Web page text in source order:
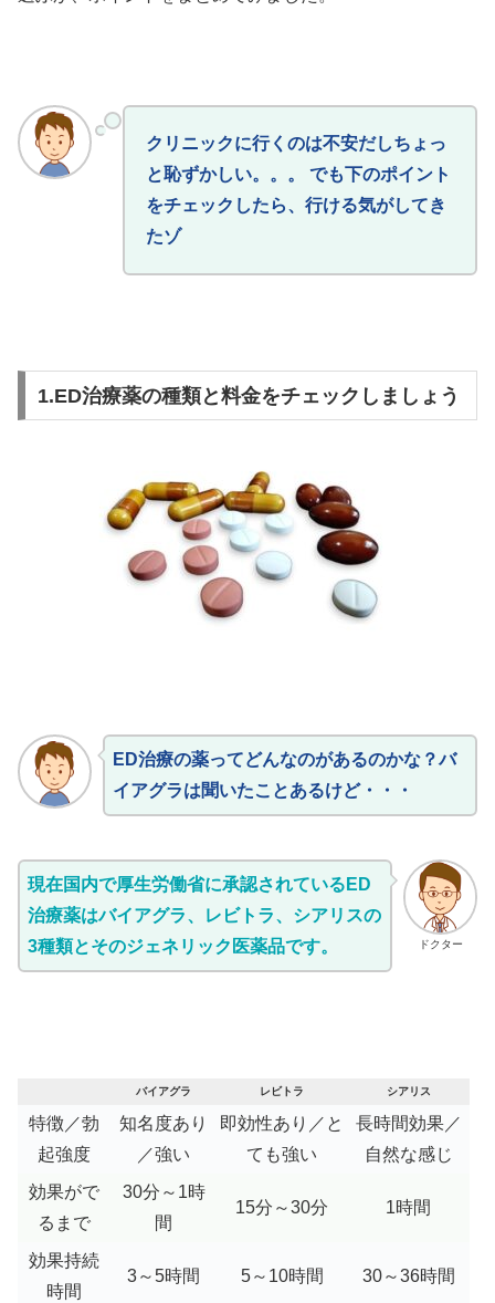
クリニックに行くのは不安だしちょっ
と恥ずかしい。。。 でも下のポイント
をチェックしたら、行ける気がしてき
たゾ
1.ED治療薬の種類と料金をチェックしましょう
ED治療の薬ってどんなのがあるのかな？バ
イアグラは聞いたことあるけど・・・
ドクター
現在国内で厚生労働省に承認されているED
治療薬はバイアグラ、レビトラ、シアリスの
3種類とそのジェネリック医薬品です。
バイアグラ レビトラ シアリス
特徴／勃
起強度
知名度あり
／強い
即効性あり／と
ても強い
長時間効果／
自然な感じ
効果がで
るまで
30分～1時
間
15分～30分 1時間
効果持続
時間
3～5時間 5～10時間 30～36時間